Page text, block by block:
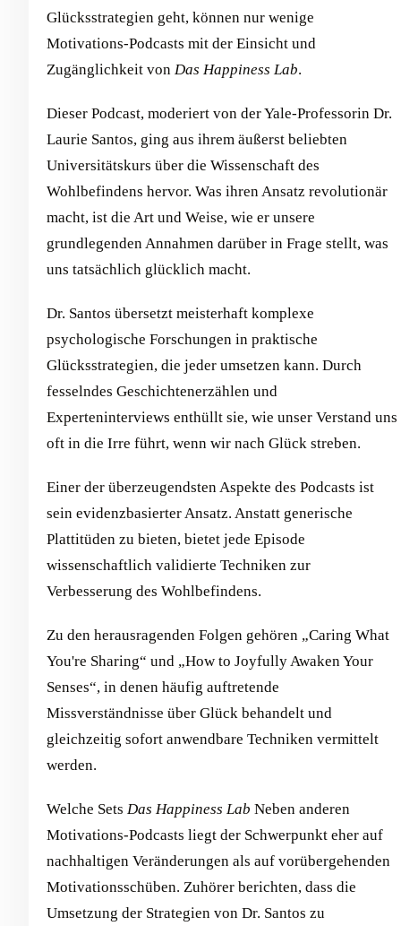
Glücksstrategien geht, können nur wenige
Motivations-Podcasts mit der Einsicht und
Zugänglichkeit von Das Happiness Lab.
Dieser Podcast, moderiert von der Yale-Professorin Dr.
Laurie Santos, ging aus ihrem äußerst beliebten
Universitätskurs über die Wissenschaft des
Wohlbefindens hervor. Was ihren Ansatz revolutionär
macht, ist die Art und Weise, wie er unsere
grundlegenden Annahmen darüber in Frage stellt, was
uns tatsächlich glücklich macht.
Dr. Santos übersetzt meisterhaft komplexe
psychologische Forschungen in praktische
Glücksstrategien, die jeder umsetzen kann. Durch
fesselndes Geschichtenerzählen und
Experteninterviews enthüllt sie, wie unser Verstand uns
oft in die Irre führt, wenn wir nach Glück streben.
Einer der überzeugendsten Aspekte des Podcasts ist
sein evidenzbasierter Ansatz. Anstatt generische
Plattitüden zu bieten, bietet jede Episode
wissenschaftlich validierte Techniken zur
Verbesserung des Wohlbefindens.
Zu den herausragenden Folgen gehören „Caring What
You're Sharing“ und „How to Joyfully Awaken Your
Senses“, in denen häufig auftretende
Missverständnisse über Glück behandelt und
gleichzeitig sofort anwendbare Techniken vermittelt
werden.
Welche Sets Das Happiness Lab Neben anderen
Motivations-Podcasts liegt der Schwerpunkt eher auf
nachhaltigen Veränderungen als auf vorübergehenden
Motivationsschüben. Zuhörer berichten, dass die
Umsetzung der Strategien von Dr. Santos zu